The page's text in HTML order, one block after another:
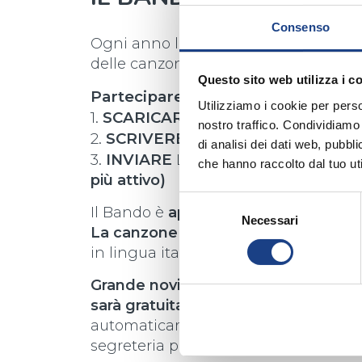
Consenso
Questo sito web utilizza i
Utilizziamo i cookie per
nostro traffico.
di analisi dei dati web,
che hanno raccolto dal tuo
del
Necessari
Ogni anno l’Antoniano apre il
delle canzoni dello Zecchino d’Oro.
Partecipare è semplice, e sono
1. SCARICARE E LEGGERE IL
2. SCRIVERE
LA CANZONE (O LE
3. INVIARE LA CANZONE TRAMITE
più attivo)
Il Bando è aperto a tutti
La canzone deve essere originale
in lingua italiana o in lingua straniera.
Grande novità quest’anno per i
sarà gratuita per gli under 20
automaticamente esentati dal
segreteria per l’invio della proposta di